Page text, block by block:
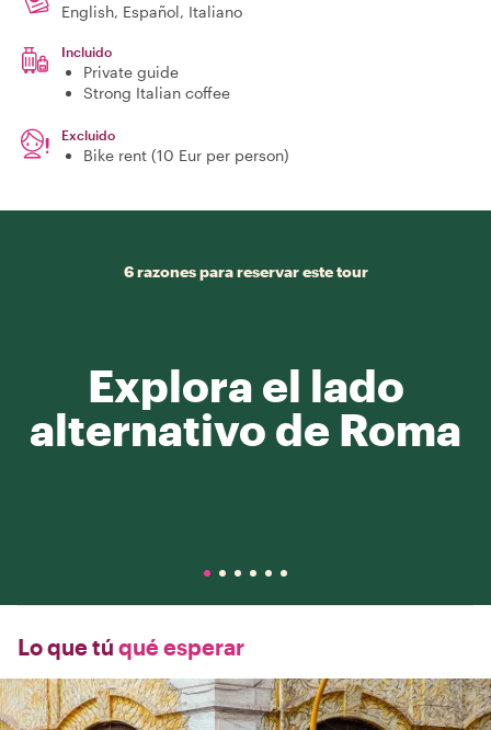
English, Español, Italiano
Incluido
Private guide
Strong Italian coffee
Excluido
Bike rent (10 Eur per person)
6 razones para reservar este tour
Explora el lado
alternativo de Roma
Lo que tú qué esperar